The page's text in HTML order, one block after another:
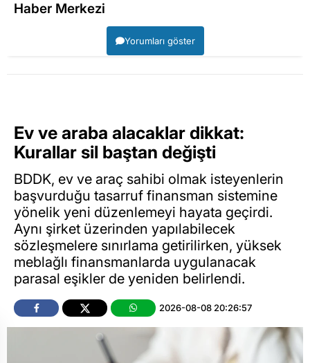
Haber Merkezi
Yorumları göster
Ev ve araba alacaklar dikkat:
Kurallar sil baştan değişti
BDDK, ev ve araç sahibi olmak isteyenlerin
başvurduğu tasarruf finansman sistemine
yönelik yeni düzenlemeyi hayata geçirdi.
Aynı şirket üzerinden yapılabilecek
sözleşmelere sınırlama getirilirken, yüksek
meblağlı finansmanlarda uygulanacak
parasal eşikler de yeniden belirlendi.
2026-08-08 20:26:57